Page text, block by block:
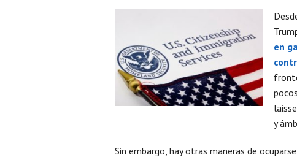
en
y
Sin embargo, hay otras maneras de